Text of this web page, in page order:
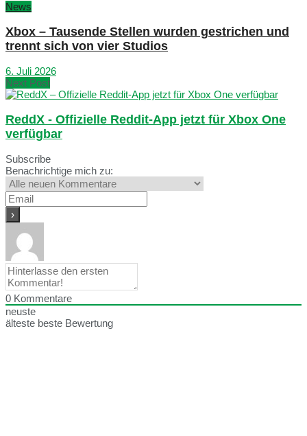
News
Xbox – Tausende Stellen wurden gestrichen und
trennt sich von vier Studios
6. Juli 2026
Next Post
ReddX - Offizielle Reddit-App jetzt für Xbox One
verfügbar
Subscribe
Benachrichtige mich zu:
0 Kommentare
neuste
älteste beste Bewertung